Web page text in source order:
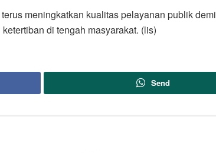
meningkatkan kualitas pelayanan publik demi
di tengah masyarakat. (lis)
Send